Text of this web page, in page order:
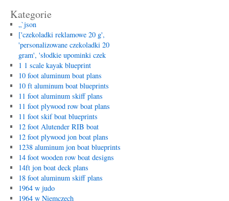
Kategorie
„`json
['czekoladki reklamowe 20 g',
'personalizowane czekoladki 20
gram', 'słodkie upominki czek
1 1 scale kayak blueprint
10 foot aluminum boat plans
10 ft aluminum boat blueprints
11 foot aluminum skiff plans
11 foot plywood row boat plans
11 foot skif boat blueprints
12 foot Alutender RIB boat
12 foot plywood jon boat plans
1238 aluminum jon boat blueprints
14 foot wooden row boat designs
14ft jon boat deck plans
18 foot aluminum skiff plans
1964 w judo
1964 w Niemczech